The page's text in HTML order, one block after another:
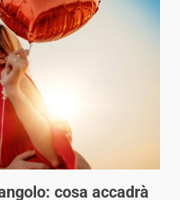
cosa accadrà